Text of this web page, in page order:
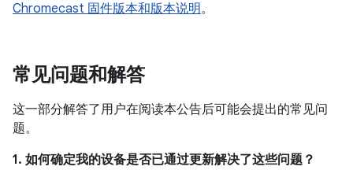
Chromecast 固件版本和版本说明。
常见问题和解答
这一部分解答了用户在阅读本公告后可能会提出的常见问
题。
1. 如何确定我的设备是否已通过更新解决了这些问题？